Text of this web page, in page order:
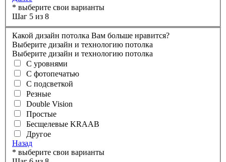
* выберите свои варианты
Шаг 5 из 8
Какой дизайн потолка Вам больше нравится?
Выберите дизайн и технологию потолка
Выберите дизайн и технологию потолка
С уровнями
С фотопечатью
С подсветкой
Резные
Double Vision
Простые
Бесщелевые KRAAB
Другое
Назад
* выберите свои варианты